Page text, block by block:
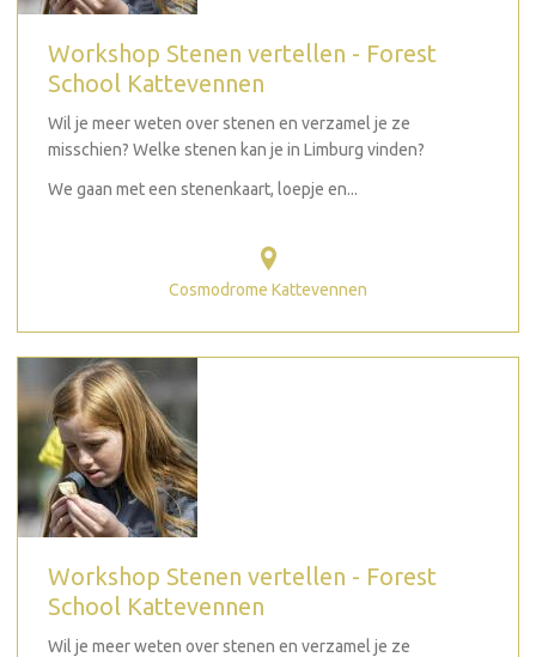
Workshop Stenen vertellen - Forest
School Kattevennen
Wil je meer weten over stenen en verzamel je ze
misschien? Welke stenen kan je in Limburg vinden?
We gaan met een stenenkaart, loepje en...
Cosmodrome Kattevennen
Workshop Stenen vertellen - Forest
School Kattevennen
Wil je meer weten over stenen en verzamel je ze